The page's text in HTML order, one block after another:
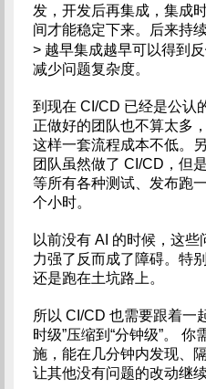
发，开发后再集成，集成
间才能稳定下来。后来持
> 越早集成越早可以得到
减少问题复杂度。
到现在 CI/CD 已经是公认
正做好的团队也不算太多
这样一套流程成本不低。
团队虽然做了 CI/CD，但
等所有各种测试、发布跑
个小时。
以前没有 AI 的时候，这
力强了反而成了障碍。特
还是跑在土坑路上。
所以 CI/CD 也需要跟着一
时级”压缩到“分钟级”。
施，能在几分钟内发现、
让其他没有问题的改动继续